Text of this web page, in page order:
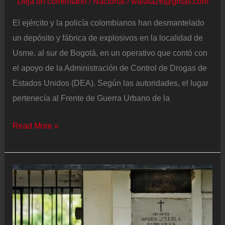
El ejército y la policía colombianos han desmantelado
un depósito y fábrica de explosivos en la localidad de
Usme, al sur de Bogotá, en un operativo que contó con
el apoyo de la Administración de Control de Drogas de
Estados Unidos (DEA). Según las autoridades, el lugar
pertenecía al Frente de Guerra Urbano de la
Las
desmantelan
una
fábrica
de
explosivos
Read More »